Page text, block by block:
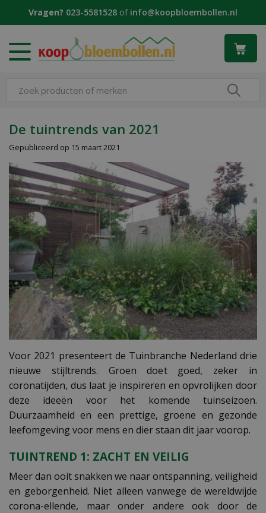
Vragen? 023-5581528 of info@koopbloembollen.nl
De tuintrends van 2021
Gepubliceerd op 15 maart 2021
Voor 2021 presenteert de Tuinbranche Nederland drie
nieuwe stijltrends. Groen doet goed, zeker in
coronatijden, dus laat je inspireren en opvrolijken door
deze ideeën voor het komende tuinseizoen.
Duurzaamheid en een prettige, groene en gezonde
leefomgeving voor mens en dier staan dit jaar voorop.
TUINTREND 1: ZACHT EN VEILIG
Meer dan ooit snakken we naar ontspanning, veiligheid
en geborgenheid. Niet alleen vanwege de wereldwijde
corona-ellende, maar onder andere ook door de